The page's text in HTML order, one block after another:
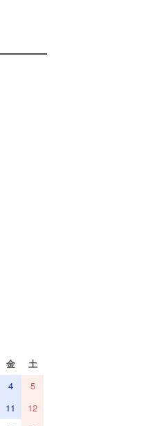
金
土
4
5
11
12